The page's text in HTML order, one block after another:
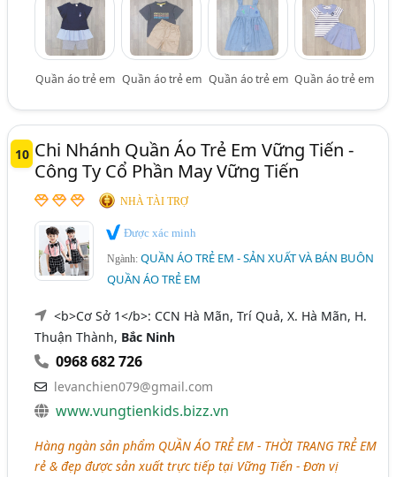
Quần áo trẻ em Quần áo trẻ em Quần áo trẻ em Quần áo trẻ em
10 Chi Nhánh Quần Áo Trẻ Em Vững Tiến -
Công Ty Cổ Phần May Vững Tiến
NHÀ TÀI TRỢ
Được xác minh
Ngành:QUẦN ÁO TRẺ EM - SẢN XUẤT VÀ BÁN BUÔN
QUẦN ÁO TRẺ EM
<b>Cơ Sở 1</b>: CCN Hà Mãn, Trí Quả, X. Hà Mãn, H.
Thuận Thành, Bắc Ninh
0968 682 726
levanchien079@gmail.com
www.vungtienkids.bizz.vn
Hàng ngàn sản phẩm QUẦN ÁO TRẺ EM - THỜI TRANG TRẺ EM
rẻ & đẹp được sản xuất trực tiếp tại Vững Tiến - Đơn vị